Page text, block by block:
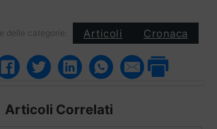
delle categorie: Articoli Cronaca
Articoli Correlati